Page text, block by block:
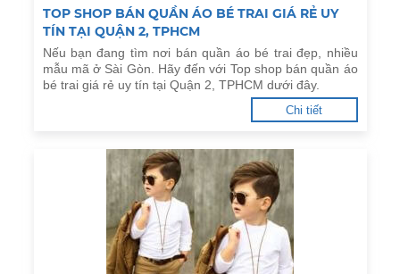
TOP SHOP BÁN QUẦN ÁO BÉ TRAI GIÁ RẺ UY
TÍN TẠI QUẬN 2, TPHCM
Nếu bạn đang tìm nơi bán quần áo bé trai đẹp, nhiều
mẫu mã ở Sài Gòn. Hãy đến với Top shop bán quần áo
bé trai giá rẻ uy tín tại Quận 2, TPHCM dưới đây.
Chi tiết